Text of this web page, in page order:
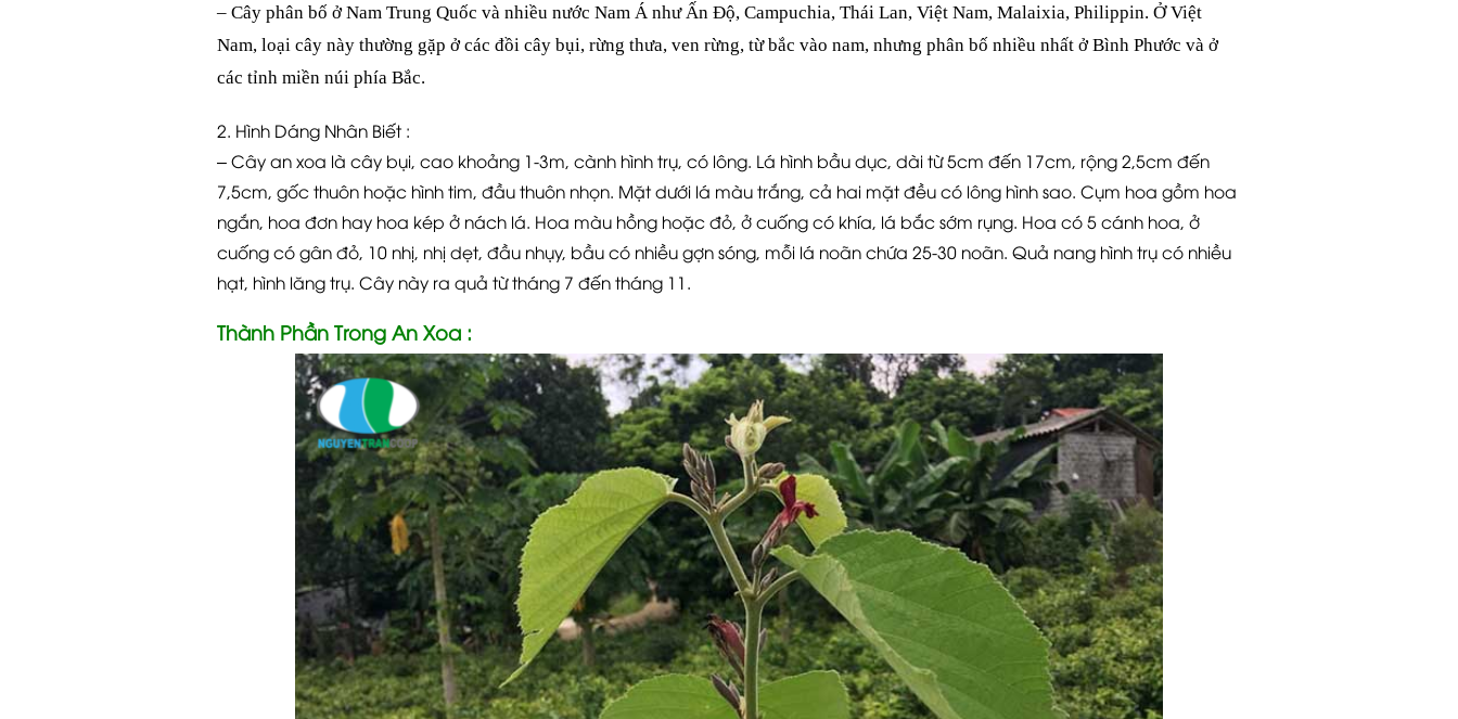
– Cây phân bố ở Nam Trung Quốc và nhiều nước Nam Á như Ấn Độ, Campuchia, Thái Lan, Việt Nam, Malaixia, Philippin. Ở Việt
Nam, loại cây này thường gặp ở các đồi cây bụi, rừng thưa, ven rừng, từ bắc vào nam, nhưng phân bố nhiều nhất ở Bình Phước và ở
các tỉnh miền núi phía Bắc.
2. Hình Dáng Nhân Biết :
– Cây an xoa là cây bụi, cao khoảng 1-3m, cành hình trụ, có lông. Lá hình bầu dục, dài từ 5cm đến 17cm, rộng 2,5cm đến
7,5cm, gốc thuôn hoặc hình tim, đầu thuôn nhọn. Mặt dưới lá màu trắng, cả hai mặt đều có lông hình sao. Cụm hoa gồm hoa
ngắn, hoa đơn hay hoa kép ở nách lá. Hoa màu hồng hoặc đỏ, ở cuống có khía, lá bắc sớm rụng. Hoa có 5 cánh hoa, ở
cuống có gân đỏ, 10 nhị, nhị dẹt, đầu nhụy, bầu có nhiều gợn sóng, mỗi lá noãn chứa 25-30 noãn. Quả nang hình trụ có nhiều
hạt, hình lăng trụ. Cây này ra quả từ tháng 7 đến tháng 11.
Thành Phần Trong An Xoa :